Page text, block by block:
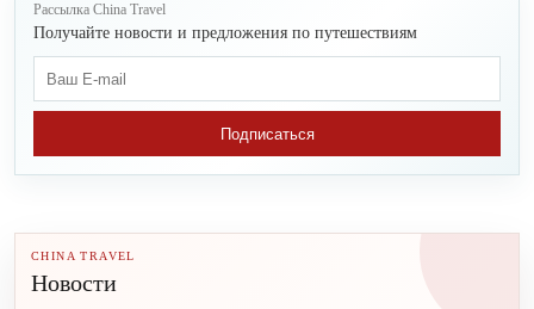
Рассылка China Travel
Получайте новости и предложения по путешествиям
Подписаться
CHINA TRAVEL
Новости